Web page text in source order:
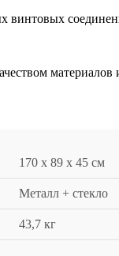
винтовых
170 x 89 x 45 см
Металл + стекло
43,7 кг